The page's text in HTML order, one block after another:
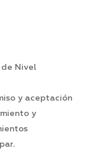
de Nivel
y aceptación
y